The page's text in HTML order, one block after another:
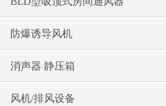
防爆诱导风机
消声器 静压箱
风机/排风设备